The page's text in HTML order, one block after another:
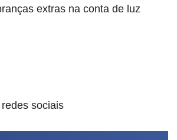
extras na conta de luz
sociais